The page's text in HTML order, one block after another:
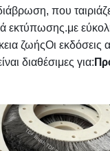
που
εκτύπωσης.με
ζωήςΟι εκδόσεις
διαθέσιμες για: